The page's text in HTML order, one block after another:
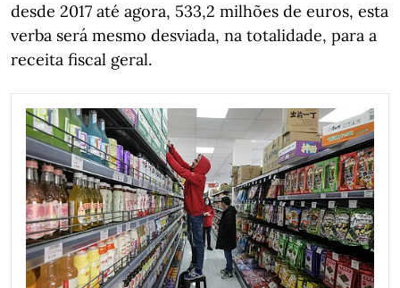
desde 2017 até agora, 533,2 milhões de euros, esta
verba será mesmo desviada, na totalidade, para a
receita fiscal geral.